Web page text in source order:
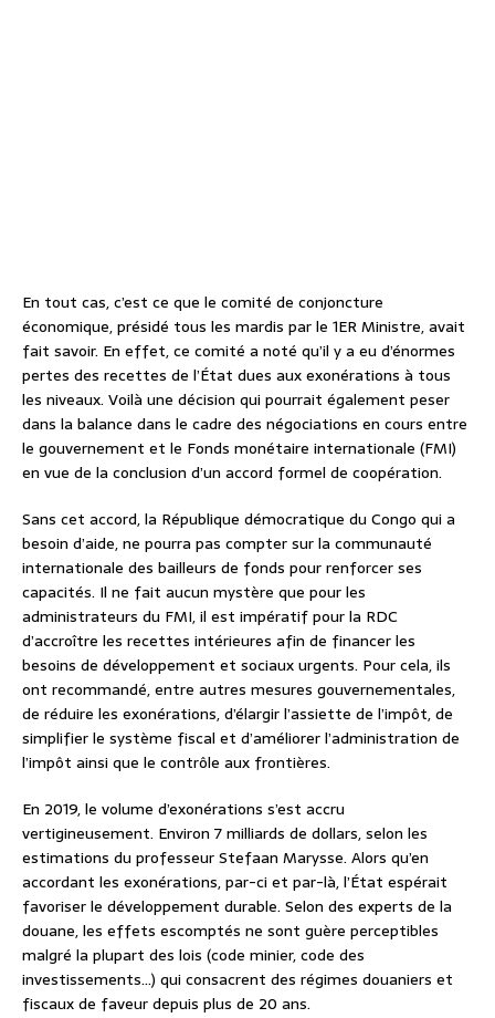
En tout cas, c’est ce que le comité de conjoncture
économique, présidé tous les mardis par le 1ER Ministre, avait
fait savoir. En effet, ce comité a noté qu’il y a eu d’énormes
pertes des recettes de l’État dues aux exonérations à tous
les niveaux. Voilà une décision qui pourrait également peser
dans la balance dans le cadre des négociations en cours entre
le gouvernement et le Fonds monétaire internationale (FMI)
en vue de la conclusion d’un accord formel de coopération.
Sans cet accord, la République démocratique du Congo qui a
besoin d’aide, ne pourra pas compter sur la communauté
internationale des bailleurs de fonds pour renforcer ses
capacités. Il ne fait aucun mystère que pour les
administrateurs du FMI, il est impératif pour la RDC
d’accroître les recettes intérieures afin de financer les
besoins de développement et sociaux urgents. Pour cela, ils
ont recommandé, entre autres mesures gouvernementales,
de réduire les exonérations, d’élargir l’assiette de l’impôt, de
simplifier le système fiscal et d’améliorer l’administration de
l’impôt ainsi que le contrôle aux frontières.
En 2019, le volume d’exonérations s’est accru
vertigineusement. Environ 7 milliards de dollars, selon les
estimations du professeur Stefaan Marysse. Alors qu’en
accordant les exonérations, par-ci et par-là, l’État espérait
favoriser le développement durable. Selon des experts de la
douane, les effets escomptés ne sont guère perceptibles
malgré la plupart des lois (code minier, code des
investissements…) qui consacrent des régimes douaniers et
fiscaux de faveur depuis plus de 20 ans.